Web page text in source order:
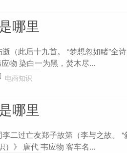
哪里
（此后十九首。 “梦想忽如睹”全
物 染白一为黑，焚木尽...
电商知识
哪里
二过亡友郑子故第（李与之故。
）》 唐代 韦应物 客车名...